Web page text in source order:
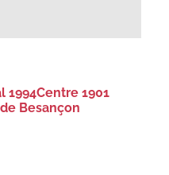
1994Centre 1901
Besançon